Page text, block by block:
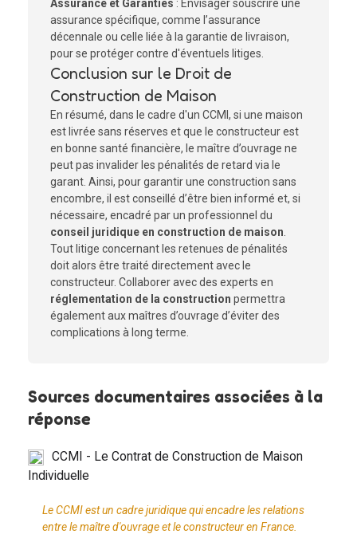
Assurance et Garanties : Envisager souscrire une
assurance spécifique, comme l’assurance
décennale ou celle liée à la garantie de livraison,
pour se protéger contre d'éventuels litiges.
Conclusion sur le Droit de
Construction de Maison
En résumé, dans le cadre d'un CCMI, si une maison
est livrée sans réserves et que le constructeur est
en bonne santé financière, le maître d’ouvrage ne
peut pas invalider les pénalités de retard via le
garant. Ainsi, pour garantir une construction sans
encombre, il est conseillé d’être bien informé et, si
nécessaire, encadré par un professionnel du
conseil juridique en construction de maison
Tout litige concernant les retenues de pénalités
doit alors être traité directement avec le
constructeur. Collaborer avec des experts en
réglementation de la construction permettra
également aux maîtres d’ouvrage d’éviter des
complications à long terme.
Sources documentaires associées à la
réponse
CCMI - Le Contrat de Construction de Maison
Individuelle
Le CCMI est un cadre juridique qui encadre les relations